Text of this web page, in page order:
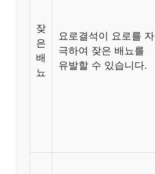
잦
은
배
뇨
요로결석이 요로를 자
극하여 잦은 배뇨를
유발할 수 있습니다.